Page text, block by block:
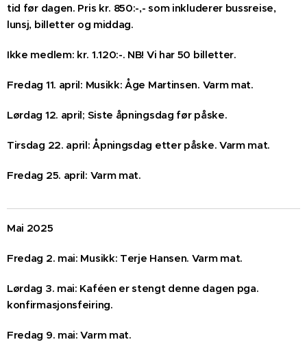
tid før dagen. Pris kr. 850:-,- som inkluderer bussreise,
lunsj, billetter og middag.
Ikke medlem: kr. 1.120:-. NB! Vi har 50 billetter.
Fredag 11. april: Musikk: Åge Martinsen. Varm mat.
Lørdag 12. april; Siste åpningsdag før påske.
Tirsdag 22. april: Åpningsdag etter påske. Varm mat.
Fredag 25. april: Varm mat.
Mai 2025
Fredag 2. mai: Musikk: Terje Hansen. Varm mat.
Lørdag 3. mai: Kaféen er stengt denne dagen pga.
konfirmasjonsfeiring.
Fredag 9. mai: Varm mat.